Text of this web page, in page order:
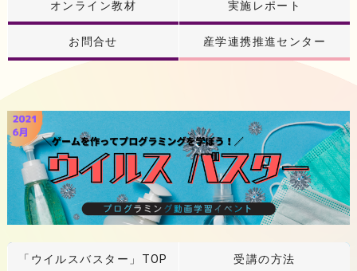
オンライン教材 実施レポート
お問合せ 産学連携推進センター
「ウイルスバスター」TOP 受講の方法